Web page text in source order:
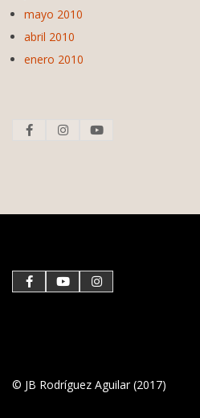
mayo 2010
abril 2010
enero 2010
© JB Rodríguez Aguilar (2017)